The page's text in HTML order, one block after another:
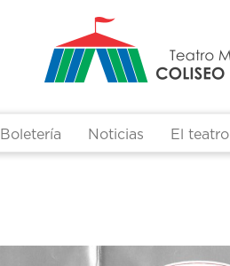
Boletería Noticias El teatro